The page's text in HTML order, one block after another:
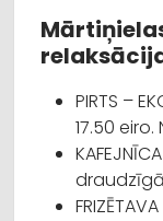
PIRTS –
17.50
FRIZĒTAVA